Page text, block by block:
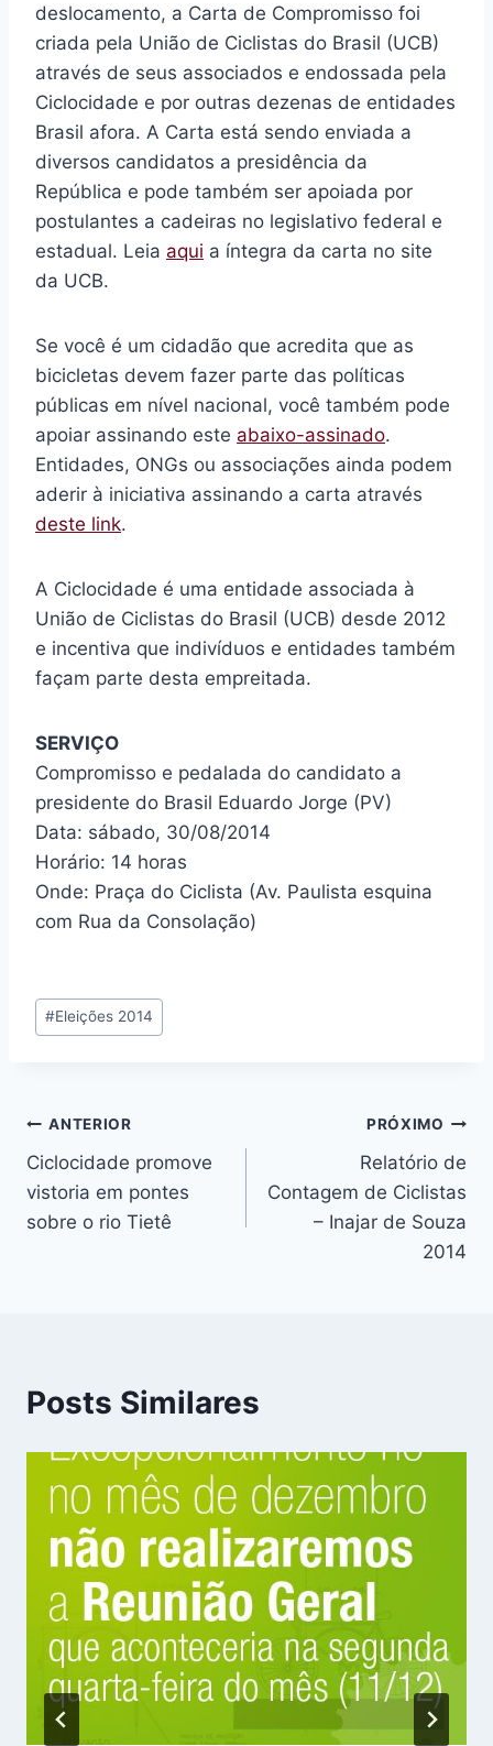
deslocamento, a Carta de Compromisso foi
criada pela União de Ciclistas do Brasil (UCB)
através de seus associados e endossada pela
Ciclocidade e por outras dezenas de entidades
Brasil afora. A Carta está sendo enviada a
diversos candidatos a presidência da
República e pode também ser apoiada por
postulantes a cadeiras no legislativo federal e
estadual. Leia aqui a íntegra da carta no site
da UCB.
Se você é um cidadão que acredita que as
bicicletas devem fazer parte das políticas
públicas em nível nacional, você também pode
apoiar assinando este abaixo-assinado.
Entidades, ONGs ou associações ainda podem
aderir à iniciativa assinando a carta através
deste link.
A Ciclocidade é uma entidade associada à
União de Ciclistas do Brasil (UCB) desde 2012
e incentiva que indivíduos e entidades também
façam parte desta empreitada.
SERVIÇO
Compromisso e pedalada do candidato a
presidente do Brasil Eduardo Jorge (PV)
Data: sábado, 30/08/2014
Horário: 14 horas
Onde: Praça do Ciclista (Av. Paulista esquina
com Rua da Consolação)
Tags
do
#Eleições 2014
Navegação
de
Post
ANTERIOR
Ciclocidade promove
vistoria em pontes
sobre o rio Tietê
PRÓXIMO
Relatório de
Contagem de Ciclistas
– Inajar de Souza
2014
Posts Similares